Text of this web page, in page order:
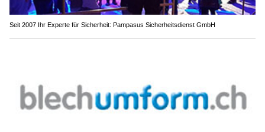
Seit 2007 Ihr Experte für Sicherheit: Pampasus Sicherheitsdienst GmbH